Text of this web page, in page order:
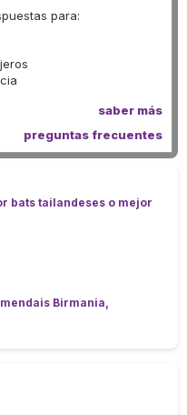
para:
saber más
preguntas frecuentes
bats tailandeses o mejor
Birmania,